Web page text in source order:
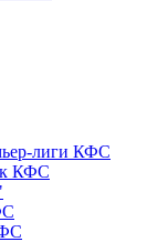
лиги КФС
КФС